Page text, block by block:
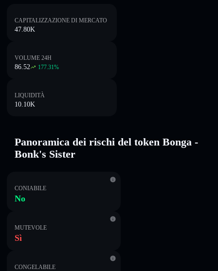
CAPITALIZZAZIONE DI MERCATO
47.80K
VOLUME 24H
86.52 177.31%
LIQUIDITÀ
10.10K
Panoramica dei rischi del token Bonga -
Bonk's Sister
CONIABILE
No
MUTEVOLE
Sì
CONGELABILE